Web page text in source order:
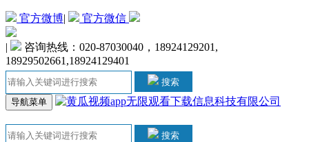
官方微博| 官方微信
|
咨询热线：020-87030040，18924129201,
18929502661,18924129401
搜索
导航菜单
搜索